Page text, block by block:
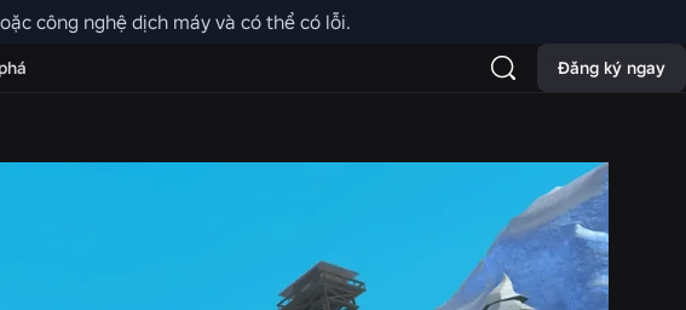
công nghệ dịch máy và có thể có lỗi.
Đăng ký ngay